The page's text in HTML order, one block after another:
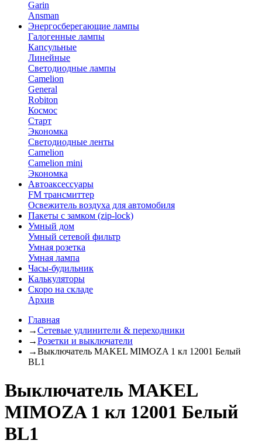
Garin
Ansman
Энергосберегающие лампы
Галогенные лампы
Капсульные
Линейные
Светодиодные лампы
Camelion
General
Robiton
Космос
Старт
Экономка
Светодиодные ленты
Camelion
Camelion mini
Экономка
Автоаксессуары
FM трансмиттер
Освежитель воздуха для автомобиля
Пакеты с замком (zip-lock)
Умный дом
Умный сетевой фильтр
Умная розетка
Умная лампа
Часы-будильник
Калькуляторы
Скоро на складе
Архив
Главная
→Сетевые удлинители & переходники
→Розетки и выключатели
→Выключатель MAKEL MIMOZA 1 кл 12001 Белый
BL1
Выключатель MAKEL
MIMOZA 1 кл 12001 Белый
BL1